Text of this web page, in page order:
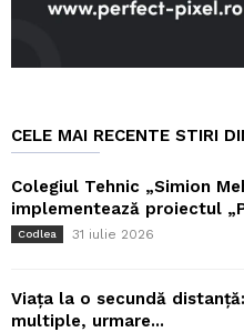
CELE MAI RECENTE STIRI
Colegiul Tehnic „Simion
implementează proiectul
Codlea 31 iulie 2026
Viața la o secundă
multiple, urmare...